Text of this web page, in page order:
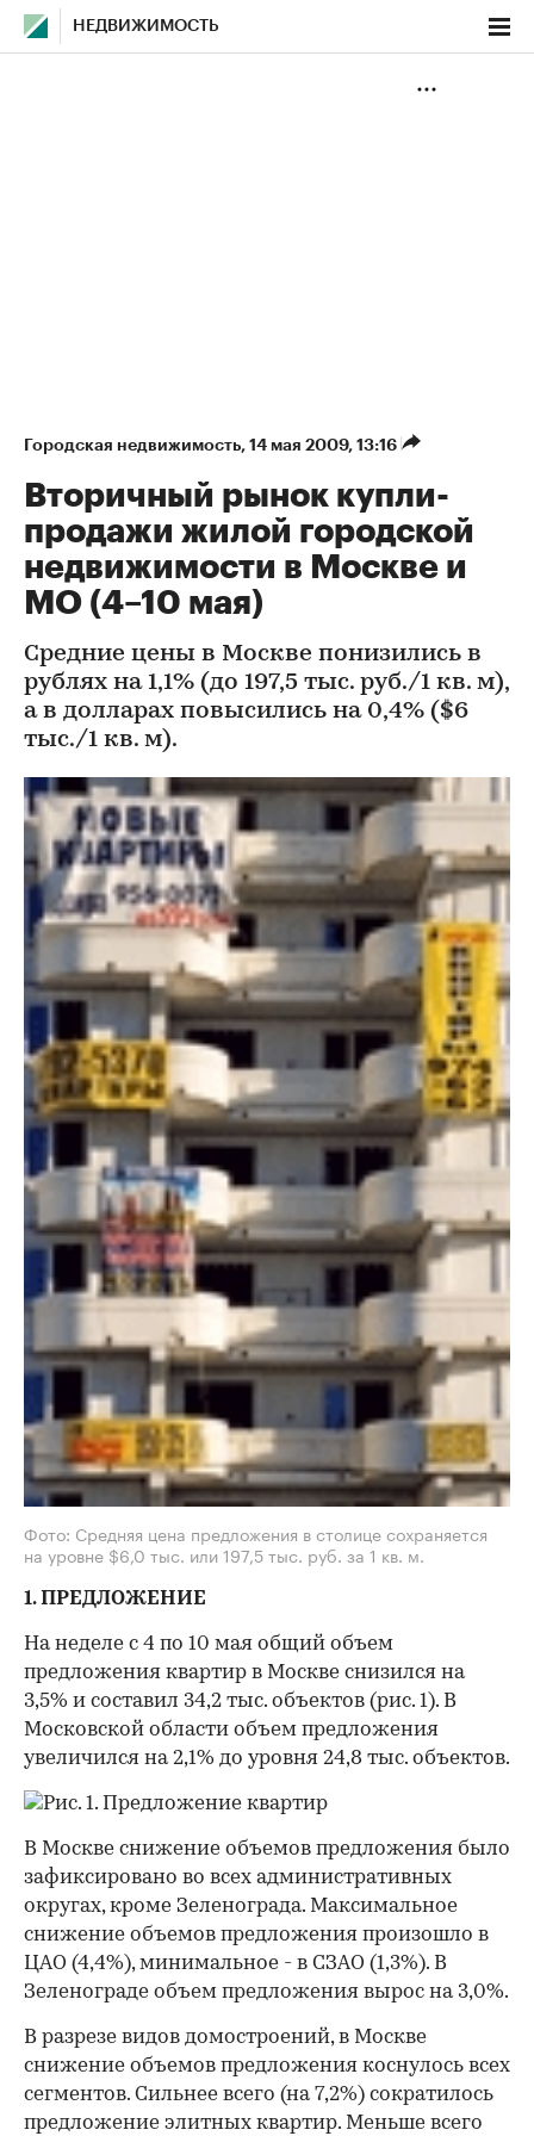
НЕДВИЖИМОСТЬ
Городская недвижимость⁠, 14 мая 2009, 13:16
Вторичный рынок купли-
продажи жилой городской
недвижимости в Москве и
МО (4–10 мая)
Средние цены в Москве понизились в
рублях на 1,1% (до 197,5 тыс. руб./1 кв. м),
а в долларах повысились на 0,4% ($6
тыс./1 кв. м).
Фото: Средняя цена предложения в столице сохраняется
на уровне $6,0 тыс. или 197,5 тыс. руб. за 1 кв. м.
1. ПРЕДЛОЖЕНИЕ
На неделе с 4 по 10 мая общий объем
предложения квартир в Москве снизился на
3,5% и составил 34,2 тыс. объектов (рис. 1). В
Московской области объем предложения
увеличился на 2,1% до уровня 24,8 тыс. объектов.
В Москве снижение объемов предложения было
зафиксировано во всех административных
округах, кроме Зеленограда. Максимальное
снижение объемов предложения произошло в
ЦАО (4,4%), минимальное - в СЗАО (1,3%). В
Зеленограде объем предложения вырос на 3,0%.
В разрезе видов домостроений, в Москве
снижение объемов предложения коснулось всех
сегментов. Сильнее всего (на 7,2%) сократилось
предложение элитных квартир. Меньше всего